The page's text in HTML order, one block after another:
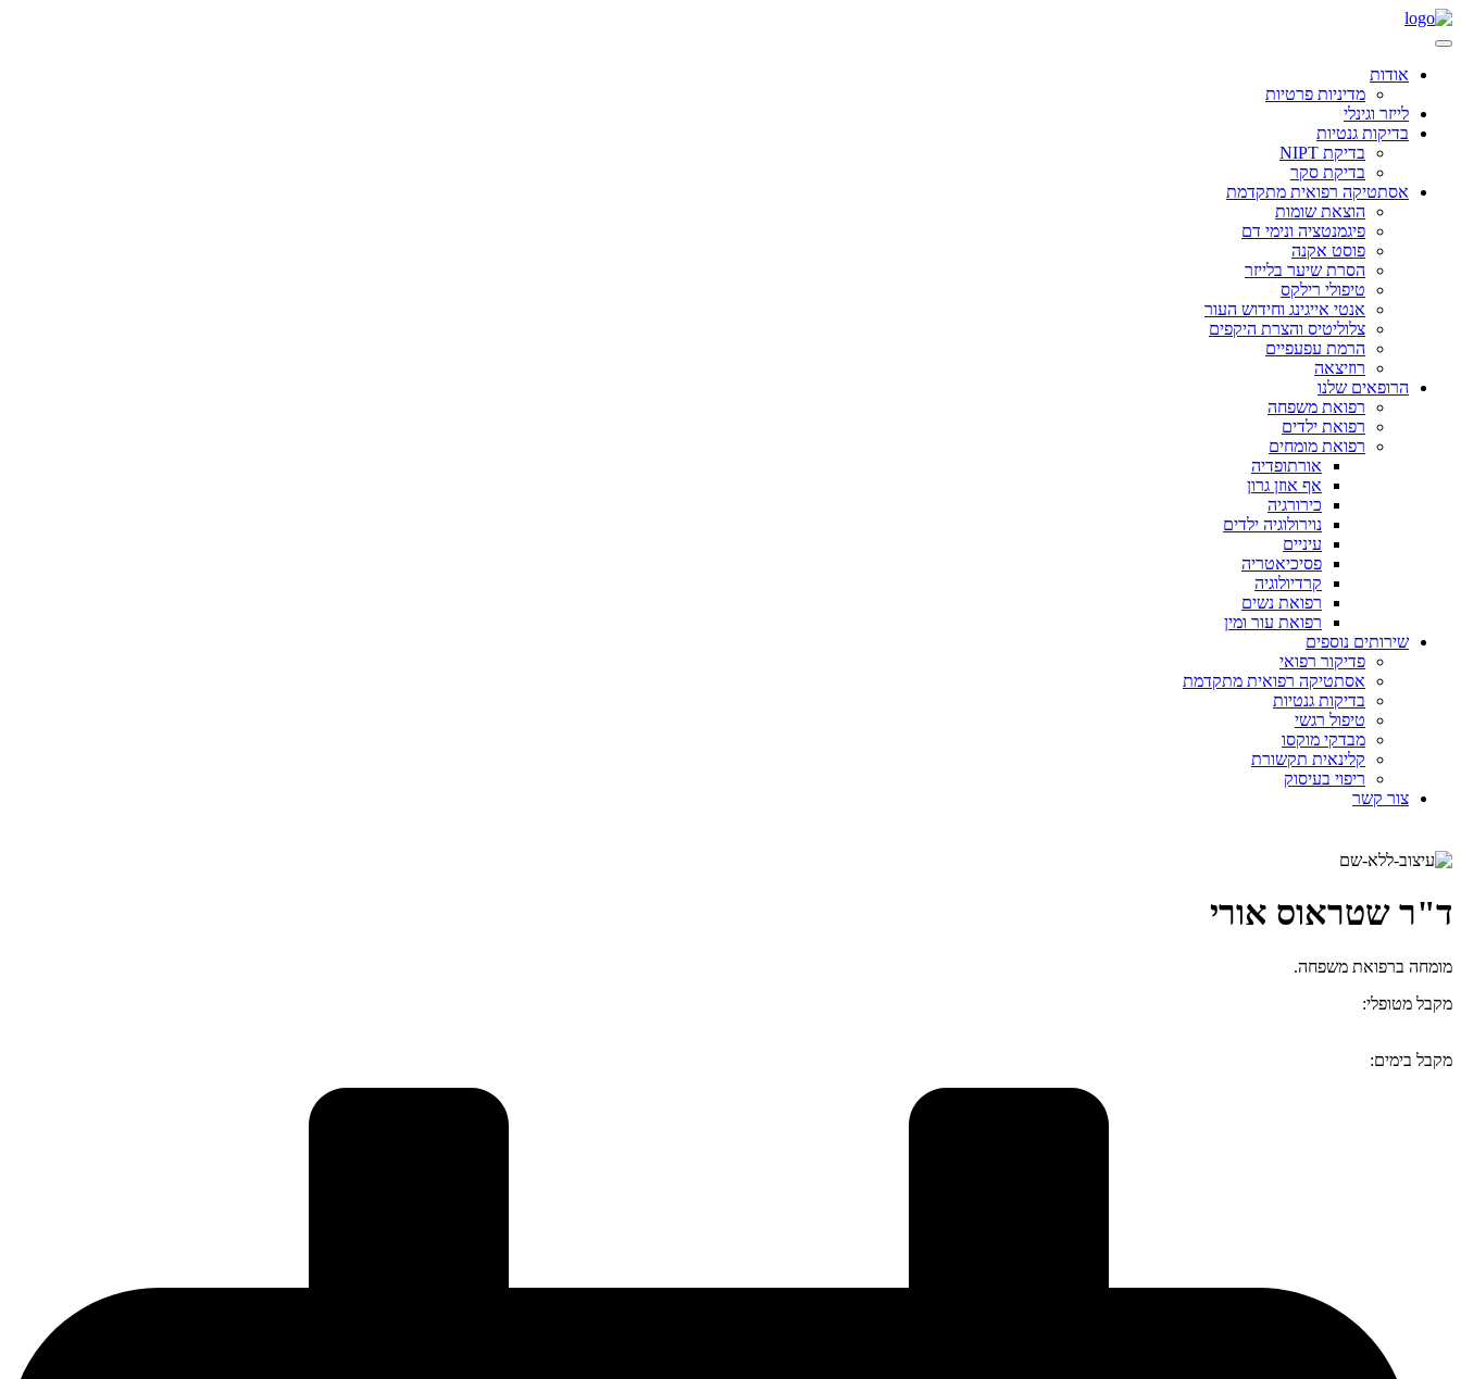
אודות
מדיניות פרטיות
לייזר וגינלי
בדיקות גנטיות
בדיקת NIPT
בדיקת סקר
אסתטיקה רפואית מתקדמת
הוצאת שומות
פיגמנטציה ונימי דם
פוסט אקנה
הסרת שיער בלייזר
טיפולי רילקס
אנטי אייגינג וחידוש העור
צלוליטיס והצרת היקפים
הרמת עפעפיים
רוזיצאה
הרופאים שלנו
רפואת משפחה
רפואת ילדים
רפואת מומחים
אורתופדיה
אף אוזן גרון
כירורגיה
נוירולוגיה ילדים
עיניים
פסיכיאטריה
קרדיולוגיה
רפואת נשים
רפואת עור ומין
שירותים נוספים
פדיקור רפואי
אסתטיקה רפואית מתקדמת
בדיקות גנטיות
טיפול רגשי
מבדקי מוקסו
קלינאית תקשורת
ריפוי בעיסוק
צור קשר
ד"ר שטראוס אורי
מומחה ברפואת משפחה.
מקבל מטופלי:
מקבל בימים: